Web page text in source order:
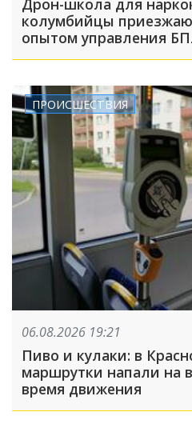
Дрон-школа для
колумбийцы
опытом управления
ПРОИСШЕСТВИЯ
06.08.2026 19:21
Пиво и кулаки: в
маршрутки напали на
время движения